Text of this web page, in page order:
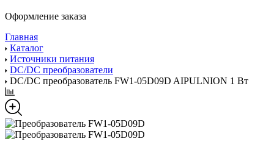
Оформление заказа
Главная
Каталог
Источники питания
DC/DC преобразователи
DC/DC преобразователь FW1-05D09D AIPULNION 1 Вт